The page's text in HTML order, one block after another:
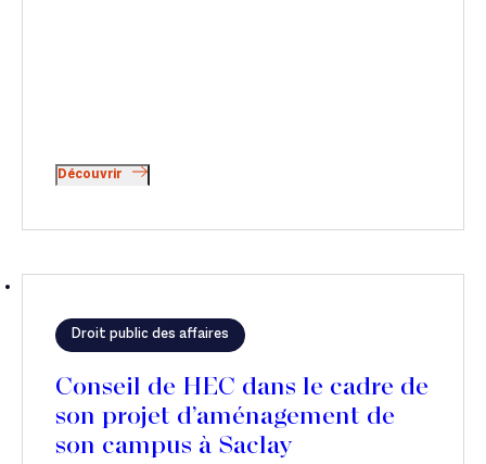
Découvrir
Droit public des affaires
Conseil de HEC dans le cadre de
son projet d’aménagement de
son campus à Saclay